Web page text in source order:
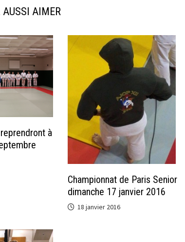
AUSSI AIMER
à
Championnat de Paris Senior
dimanche 17 janvier 2016
18 janvier 2016